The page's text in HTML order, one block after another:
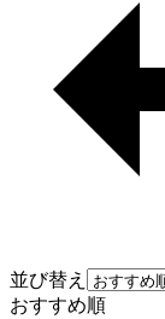
並び替え
おすすめ順